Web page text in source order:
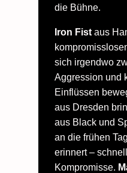
die Bühne.
Iron Fistaus
sich irgendwo
Aggression und
Einflüssen
aus Dresden
aus Black und
an die frühen
erinnert –
Kompromisse.